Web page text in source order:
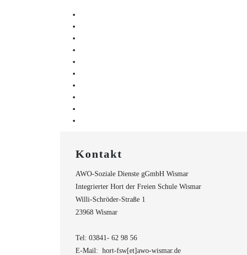
Kontakt
AWO-Soziale Dienste gGmbH Wismar
Integrierter Hort der Freien Schule Wismar
Willi-Schröder-Straße 1
23968 Wismar
Tel: 03841- 62 98 56
E-Mail: hort-fsw[et]awo-wismar.de